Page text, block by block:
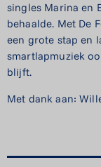
singles Marina en
behaalde. Met De
een grote stap en
smartlapmuziek
blijft.
Met dank aan: